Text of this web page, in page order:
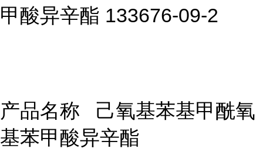
甲酸异辛酯 133676-09-2
产品名称 己氧基苯基甲酰氧
基苯甲酸异辛酯